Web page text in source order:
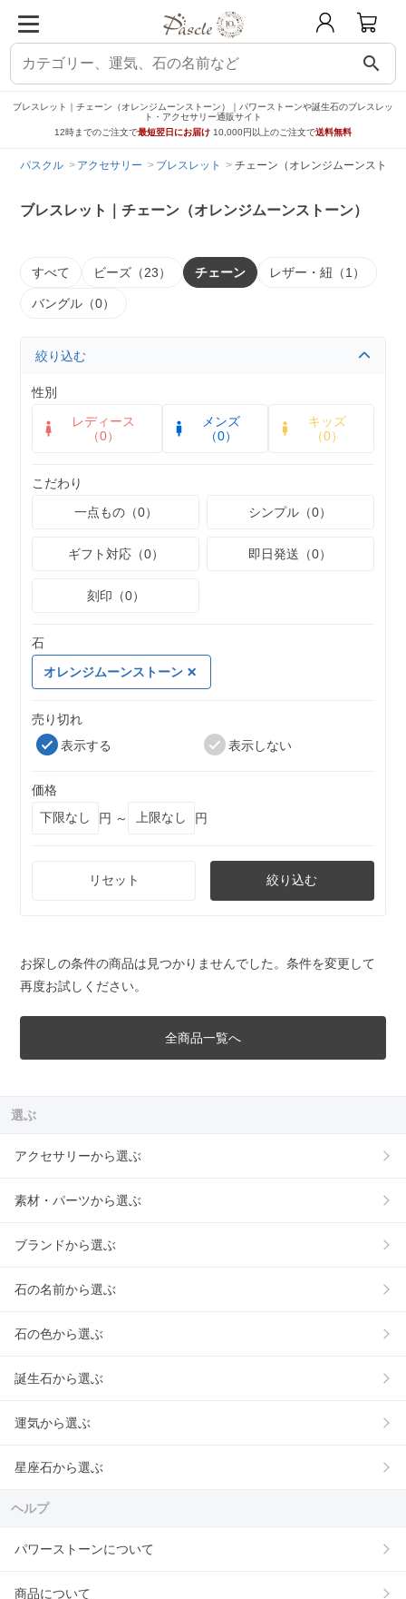
search
ブレスレット｜チェーン（オレンジムーンストーン）｜パワーストーンや誕生石のブレスレッ
ト・アクセサリー通販サイト
12時までのご注文で最短翌日にお届け 10,000円以上のご注文で送料無料
パスクル アクセサリー ブレスレット チェーン（オレンジムーンストー
ブレスレット｜チェーン（オレンジムーンストーン）
すべて ビーズ（23） チェーン レザー・紐（1）
バングル（0）
絞り込む
性別
レディース
（0）
メンズ
（0）
キッズ
（0）
こだわり
一点もの（0）
シンプル（0）
ギフト対応（0） 即日発送（0）
刻印（0）
石
オレンジムーンストーン
売り切れ
表示する
表示しない
価格
円 ～
円
リセット 絞り込む
お探しの条件の商品は見つかりませんでした。条件を変更して
再度お試しください。
全商品一覧へ
選ぶ
アクセサリーから選ぶ
素材・パーツから選ぶ
ブランドから選ぶ
石の名前から選ぶ
石の色から選ぶ
誕生石から選ぶ
運気から選ぶ
星座石から選ぶ
ヘルプ
パワーストーンについて
商品について